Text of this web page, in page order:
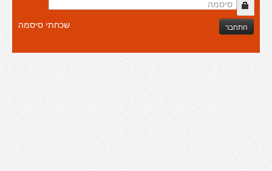
התחבר שכחתי סיסמה